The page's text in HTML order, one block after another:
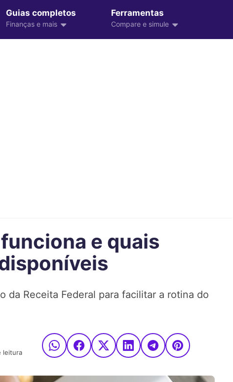
Guias completos
Finanças e mais
Ferramentas
Compare e simule
e quais
da Receita Federal para facilitar a rotina do
leitura